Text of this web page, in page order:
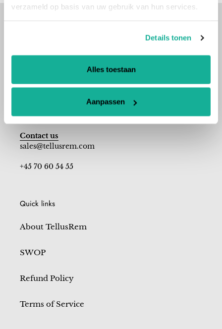
verzameld op basis van uw gebruik van hun services.
Details tonen
Alles toestaan
Aanpassen
Hejrevang 17, 3450 Allerød, Denmark
Find Us on Google Maps
sales@tellusrem.com
Monday - Friday: 9 am - 5 pm
Contact us
sales@tellusrem.com
+45 70 60 54 55
Quick links
About TellusRem
SWOP
Refund Policy
Terms of Service